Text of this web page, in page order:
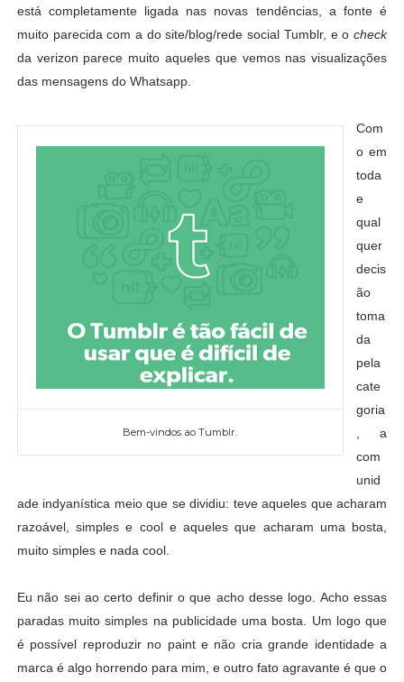
está completamente ligada nas novas tendências, a fonte é
muito parecida com a do site/blog/rede social Tumblr, e ocheck
da verizon parece muito aqueles que vemos nas visualizações
das mensagens do Whatsapp.
Bem-vindos ao Tumblr.
Com
o em
toda
e
qual
quer
decis
ão
toma
da
pela
cate
goria
, a
com
unid
ade indyanística meio que se dividiu: teve aqueles que acharam
razoável, simples e cool e aqueles que acharam uma bosta,
muito simples e nada cool.
Eu não sei ao certo definir o que acho desse logo. Acho essas
paradas muito simples na publicidade uma bosta. Um logo que
é possível reproduzir no paint e não cria grande identidade a
marca é algo horrendo para mim, e outro fato agravante é que o